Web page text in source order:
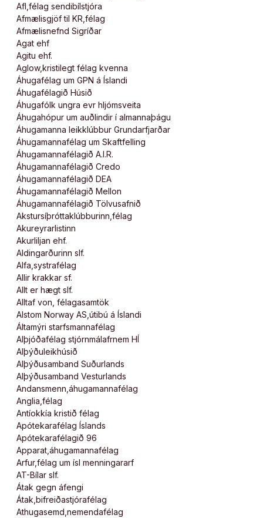
Afl,félag sendibílstjóra
Afmælisgjöf til KR,félag
Afmælisnefnd Sigríðar
Agat ehf
Agitu ehf.
Aglow,kristilegt félag kvenna
Áhugafélag um GPN á Íslandi
Áhugafélagið Húsið
Áhugafólk ungra evr hljómsveita
Áhugahópur um auðlindir í almannaþágu
Áhugamanna leikklúbbur Grundarfjarðar
Áhugamannafélag um Skaftfelling
Áhugamannafélagið A.I.R.
Áhugamannafélagið Credo
Áhugamannafélagið DEA
Áhugamannafélagið Mellon
Áhugamannafélagið Tölvusafnið
Akstursíþróttaklúbburinn,félag
Akureyrarlistinn
Akurliljan ehf.
Aldingarðurinn slf.
Alfa,systrafélag
Allir krakkar sf.
Allt er hægt slf.
Alltaf von, félagasamtök
Alstom Norway AS,útibú á Íslandi
Áltamýri starfsmannafélag
Alþjóðafélag stjórnmálafrnem HÍ
Alþýðuleikhúsið
Alþýðusamband Suðurlands
Alþýðusamband Vesturlands
Andansmenn,áhugamannafélag
Anglia,félag
Antíokkía kristið félag
Apótekarafélag Íslands
Apótekarafélagið 96
Apparat,áhugamannafélag
Arfur,félag um ísl menningararf
AT-Bílar slf.
Átak gegn áfengi
Átak,bifreiðastjórafélag
Athugasemd,nemendafélag